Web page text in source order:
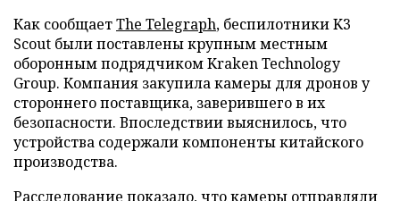
Как сообщаетThe Telegraph, беспилотники K3
Scout были поставлены крупным местным
оборонным подрядчиком Kraken Technology
Group. Компания закупила камеры для дронов у
стороннего поставщика, заверившего в их
безопасности. Впоследствии выяснилось, что
устройства содержали компоненты китайского
производства.
Расследование показало, что камеры отправляли